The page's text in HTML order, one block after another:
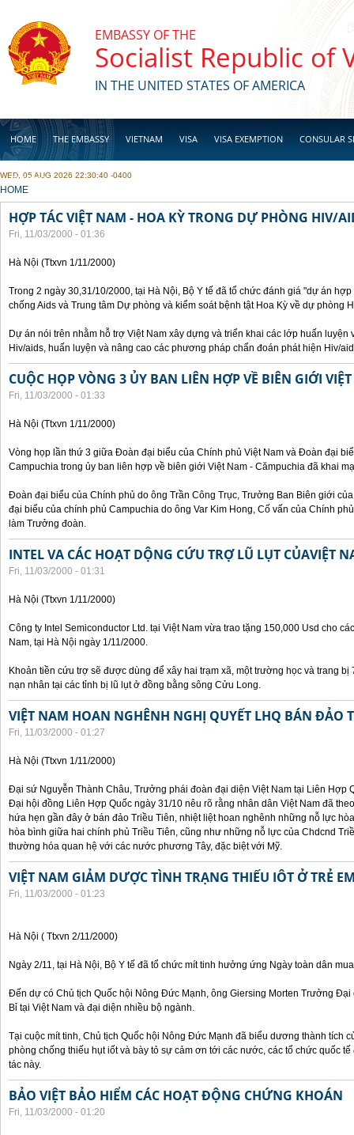
EMBASSY OF THE
Socialist Republic of
IN THE UNITED STATES OF AMERICA
HOME THE EMBASSY VIETNAM VISA VISA EXEMPTION CONSULAR
BUSINESS
WED, 05 AUG 2026 22:30:40 -0400
YOU ARE HERE
HOME
HỢP TÁC VIỆT NAM - HOA KỲ TRONG DỰ PHÒNG HIV/
Fri, 11/03/2000 - 01:36
Hà Nội (Ttxvn 1/11/2000)
Trong 2 ngày 30,31/10/2000, tại Hà Nội, Bộ Y tế đã tổ chức đánh giá "dự án
chống Aids và Trung tâm Dự phòng và kiểm soát bệnh tật Hoa Kỳ về dự phòng
Dự án nói trên nhằm hỗ trợ Việt Nam xây dựng và triển khai các lớp huấn luyện
Hiv/aids, huấn luyện và nâng cao các phương pháp chẩn đoán phát hiện Hiv/
CUỘC HỌP VÒNG 3 ỦY BAN LIÊN HỢP VỀ BIÊN GIỚI
Fri, 11/03/2000 - 01:33
Hà Nội (Ttxvn 1/11/2000)
Vòng họp lần thứ 3 giữa Đoàn đại biểu của Chính phủ Việt Nam và Đoàn đại
Campuchia trong ủy ban liên hợp về biên giới Việt Nam - Cămpuchia đã khai
Đoàn đại biểu của Chính phủ do ông Trần Công Trục, Trưởng Ban Biên giới
đại biểu của chính phủ Campuchia do ông Var Kim Hong, Cố vấn của Chính
làm Trưởng đoàn.
INTEL VA CÁC HOẠT DỘNG CỨU TRỢ LŨ LỤT CỦAVIỆT
Fri, 11/03/2000 - 01:31
Hà Nội (Ttxvn 1/11/2000)
Công ty Intel Semiconductor Ltd. tại Việt Nam vừa trao tặng 150,000 Usd cho
Nam, tại Hà Nội ngày 1/11/2000.
Khoản tiền cứu trợ sẽ được dùng để xây hai trạm xã, một trường học và trang
nạn nhân tại các tỉnh bị lũ lụt ở đồng bằng sông Cửu Long.
VIỆT NAM HOAN NGHÊNH NGHỊ QUYẾT LHQ BÁN ĐẢO
Fri, 11/03/2000 - 01:27
Hà Nội (Ttxvn 1/11/2000)
Đại sứ Nguyễn Thành Châu, Trưởng phái đoàn đại diện Việt Nam tại Liên Hợp
Đại hội đồng Liên Hợp Quốc ngày 31/10 nêu rõ rằng nhân dân Việt Nam đã
hứa hẹn gần đây ở bán đảo Triều Tiên, nhiệt liệt hoan nghênh những nỗ lực
hòa bình giữa hai chính phủ Triều Tiên, cũng như những nỗ lực của Chdcnd
thường hóa quan hệ với các nước phương Tây, đặc biệt với Mỹ.
VIỆT NAM GIẢM DƯỢC TÌNH TRẠNG THIẾU IÔT Ở TRẺ
Fri, 11/03/2000 - 01:23
Hà Nội ( Ttxvn 2/11/2000)
Ngày 2/11, tại Hà Nội, Bộ Y tế đã tổ chức mít tinh hưởng ứng Ngày toàn dân
Đến dự có Chủ tịch Quốc hội Nông Đức Mạnh, ông Giersing Morten Trưởng
Bỉ tại Việt Nam và đại diện nhiều bộ ngành.
Tại cuộc mít tinh, Chủ tịch Quốc hội Nông Đức Mạnh đã biểu dương thành tích
phòng chống thiếu hụt iốt và bày tỏ sự cảm ơn tới các nước, các tổ chức quốc
tác này.
BẢO VIỆT BẢO HIỂM CÁC HOẠT ĐỘNG CHỨNG KHOÁN
Fri, 11/03/2000 - 01:20